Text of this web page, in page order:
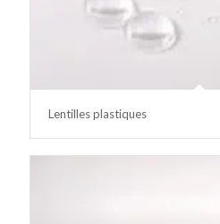
Lentilles plastiques